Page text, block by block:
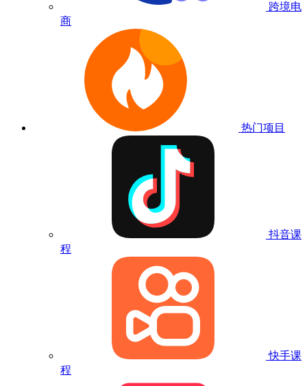
跨境电
商
热门项目
抖音课
程
快手课
程